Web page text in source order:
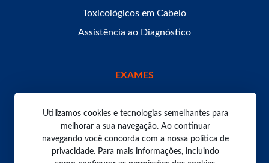
Toxicológicos em Cabelo
Assistência ao Diagnóstico
EXAMES
Todos os direitos reservados. Laboratório Bom Pastor
2026.
Utilizamos cookies e tecnologias semelhantes para
melhorar a sua navegação. Ao continuar
navegando você concorda com a nossa política de
privacidade. Para mais informações, incluindo